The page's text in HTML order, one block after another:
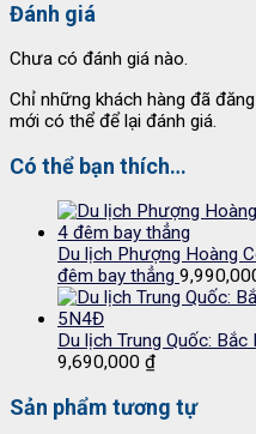
Đánh giá
Chưa có đánh giá nào.
Chỉ những khách hàng đã
mới có thể để lại đánh giá.
Có thể bạn thích…
Du lịch Phượng Hoàng
đêm bay thẳng
Du lịch Trung Quốc:
9,690,000 ₫
Sản phẩm tương tự